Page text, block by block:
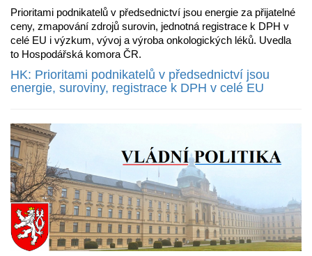
Prioritami podnikatelů v předsednictví jsou energie za přijatelné
ceny, zmapování zdrojů surovin, jednotná registrace k DPH v
celé EU i výzkum, vývoj a výroba onkologických léků. Uvedla
to Hospodářská komora ČR.
HK: Prioritami podnikatelů v předsednictví jsou
energie, suroviny, registrace k DPH v celé EU